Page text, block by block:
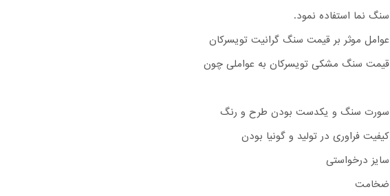
سنگ نما استفاده نمود.
عوامل موثر بر قیمت سنگ گرانیت تویسرکان
قیمت سنگ مشکی تویسرکان به عواملی چون
سورت سنگ و یکدست بودن طرح و رنگ
کیفیت فراوری در تولید و گونیا بودن
سایز درخواستی
ضخامت